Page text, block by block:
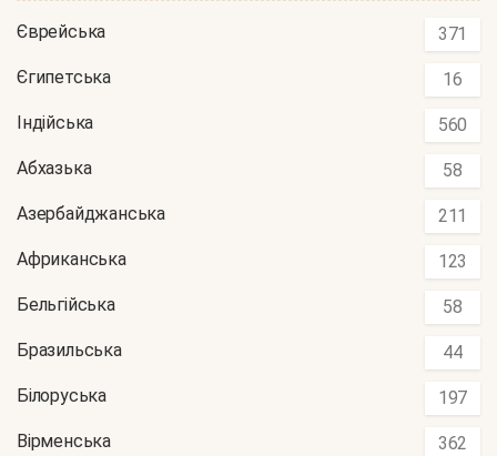
Єврейська 371
Єгипетська 16
Індійська 560
Абхазька 58
Азербайджанська 211
Африканська 123
Бельгійська 58
Бразильська 44
Білоруська 197
Вірменська 362